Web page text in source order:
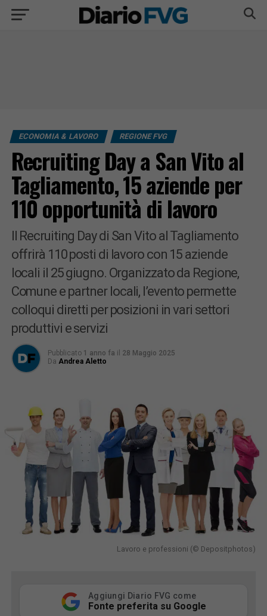
ECONOMIA & LAVORO REGIONE FVG
Recruiting Day a San Vito al
Tagliamento, 15 aziende per
110 opportunità di lavoro
Il Recruiting Day di San Vito al Tagliamento
offrirà 110 posti di lavoro con 15 aziende
locali il 25 giugno. Organizzato da Regione,
Comune e partner locali, l’evento permette
colloqui diretti per posizioni in vari settori
produttivi e servizi
Pubblicato 1 anno fa il 28 Maggio 2025
Da Andrea Aletto
Lavoro e professioni (© Depositphotos)
Aggiungi Diario FVG come
Fonte preferita su Google